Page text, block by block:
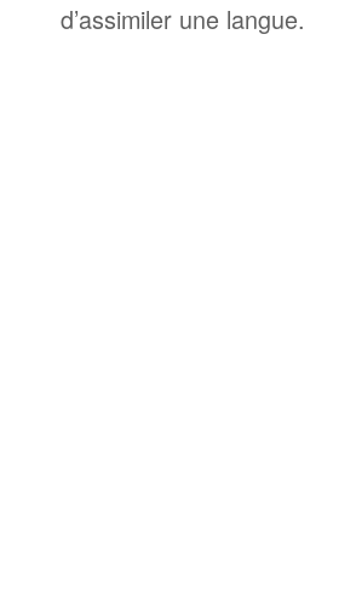
d’assimiler une langue.